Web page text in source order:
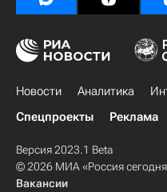
Новости Аналитика
Спецпроекты
Реклама
Версия 2023.1 Beta
© 2026 МИА «Россия
Вакансии